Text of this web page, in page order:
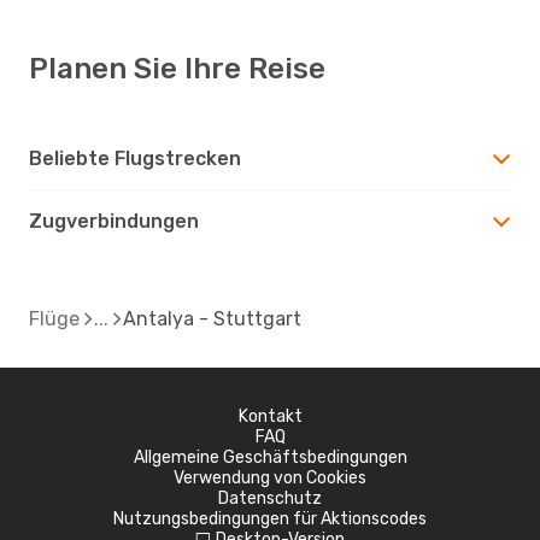
Planen Sie Ihre Reise
Beliebte Flugstrecken
Zugverbindungen
Flüge Antalya - Stuttgart
Kontakt
FAQ
Allgemeine Geschäftsbedingungen
Verwendung von Cookies
Datenschutz
Nutzungsbedingungen für Aktionscodes